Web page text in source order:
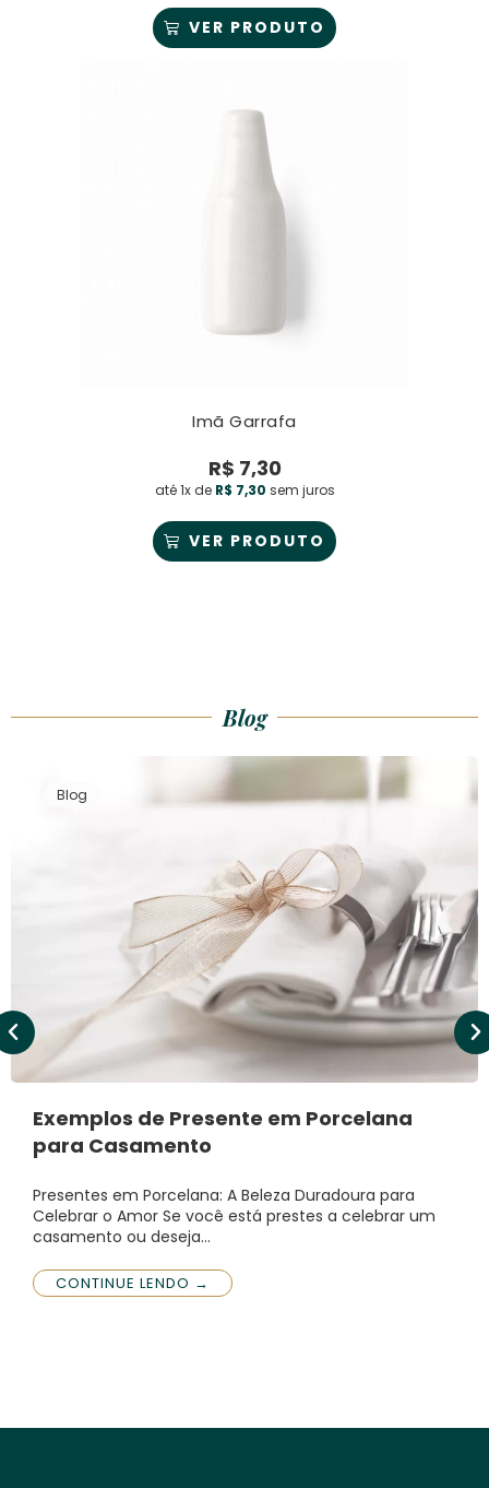
VER PRODUTO
Imã Garrafa
R$ 7,30
até 1x de R$ 7,30 sem juros
VER PRODUTO
Blog
Blog
Exemplos de Presente em Porcelana
para Casamento
Presentes em Porcelana: A Beleza Duradoura para
Celebrar o Amor Se você está prestes a celebrar um
casamento ou deseja…
CONTINUE LENDO →